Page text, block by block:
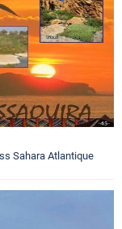
Sahara Atlantique